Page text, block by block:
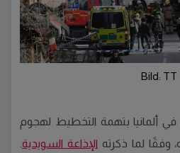
Bild: TT
في ألمانيا بتهمة التخطيط لهجوم
وفقًا لما ذكرته الإذاعة السويدية